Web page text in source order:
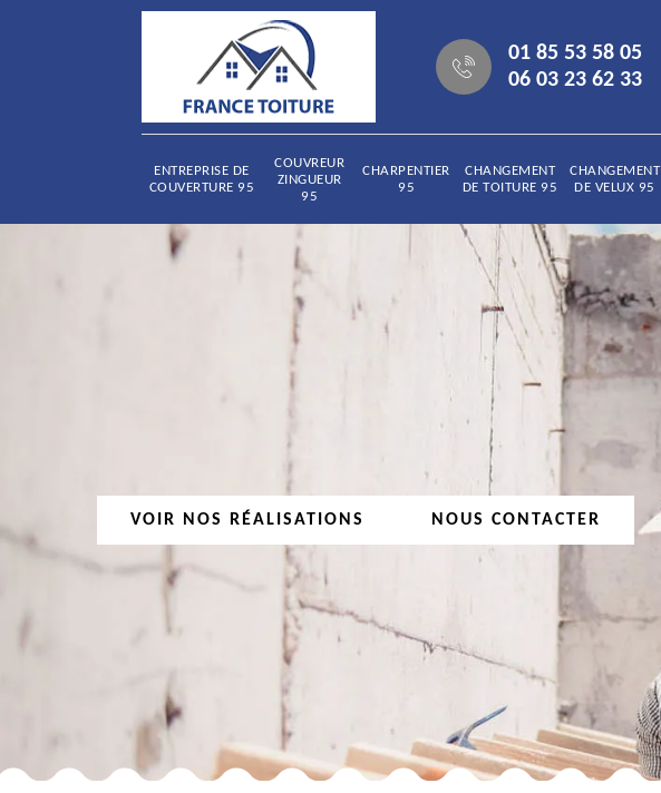
01 85 53 58 05
06 03 23 62 33
ENTREPRISE DE
COUVERTURE 95
COUVREUR
ZINGUEUR
95
CHARPENTIER
95
CHANGEMENT
DE TOITURE 95
CHANGEMENT
DE VELUX 95
VOIR NOS RÉALISATIONS NOUS CONTACTER